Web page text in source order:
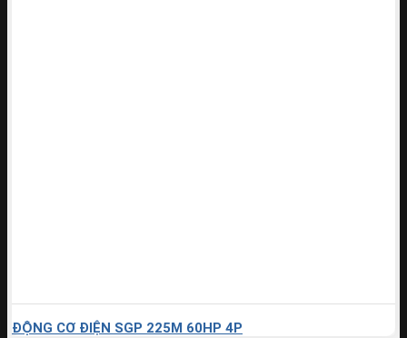
ĐỘNG CƠ ĐIỆN SGP 225M 60HP 4P